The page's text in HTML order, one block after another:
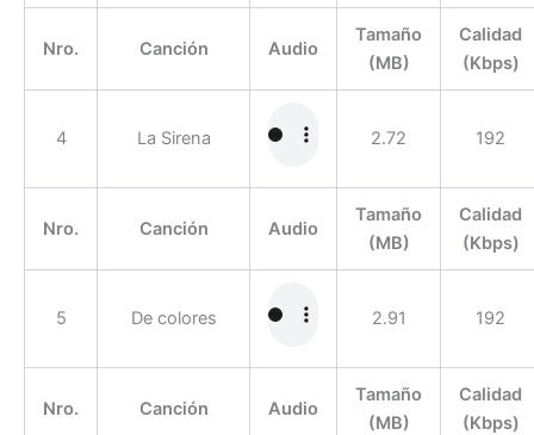
Nro. Canción Audio
Tamaño
(MB)
Calidad
(Kbps)
4 La Sirena 2.72 192
Nro. Canción Audio
Tamaño
(MB)
Calidad
(Kbps)
5 De colores 2.91 192
Nro. Canción Audio
Tamaño
(MB)
Calidad
(Kbps)